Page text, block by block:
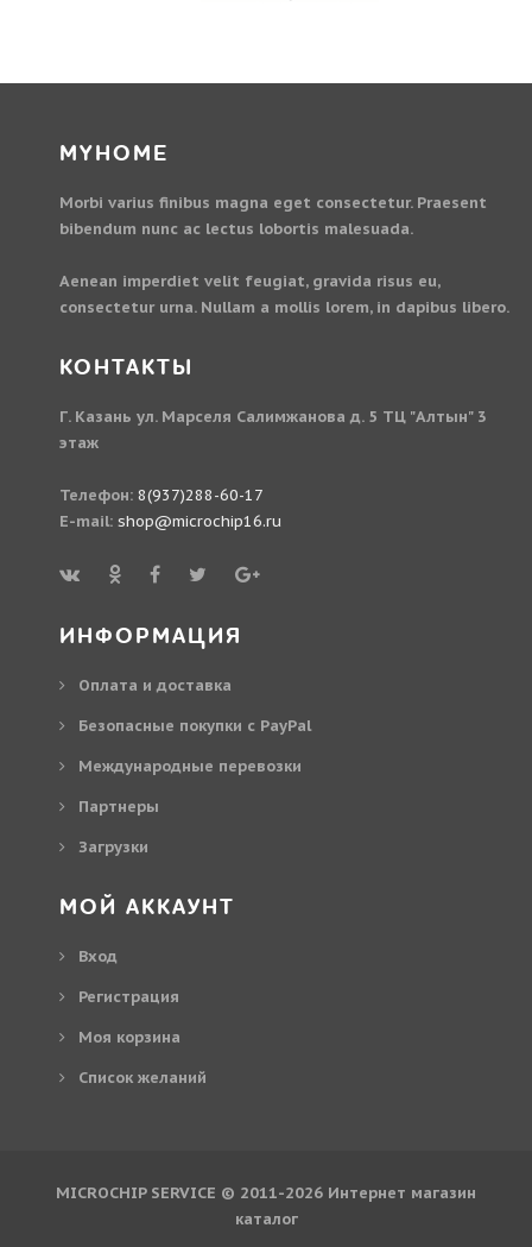
MYHOME
Morbi varius finibus magna eget consectetur. Praesent
bibendum nunc ac lectus lobortis malesuada.
Aenean imperdiet velit feugiat, gravida risus eu,
consectetur urna. Nullam a mollis lorem, in dapibus libero.
КОНТАКТЫ
Г. Казань ул. Марселя Салимжанова д. 5 ТЦ "Алтын" 3
этаж
Телефон: 8(937)288-60-17
E-mail: shop@microchip16.ru
ИНФОРМАЦИЯ
Оплата и доставка
Безопасные покупки с PayPal
Международные перевозки
Партнеры
Загрузки
МОЙ АККАУНТ
Вход
Регистрация
Моя корзина
Cписок желаний
MICROCHIP SERVICE © 2011-2026 Интернет магазин
каталог